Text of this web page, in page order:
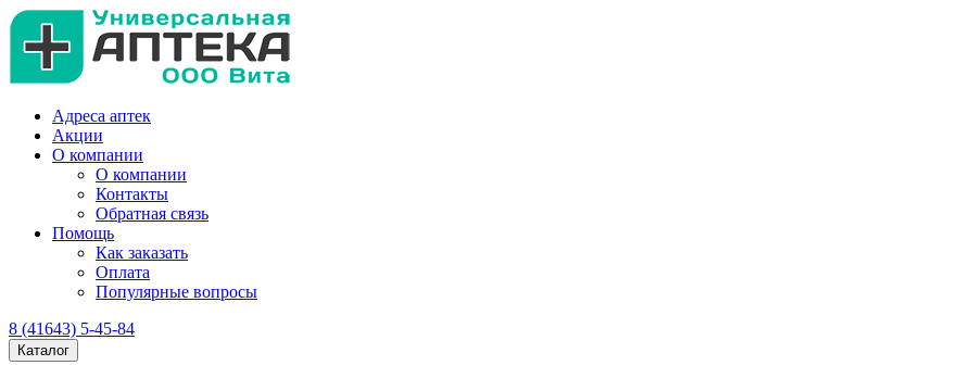
Адреса аптек
Акции
О компании
О компании
Контакты
Обратная связь
Помощь
Как заказать
Оплата
Популярные вопросы
8 (41643) 5-45-84
Каталог